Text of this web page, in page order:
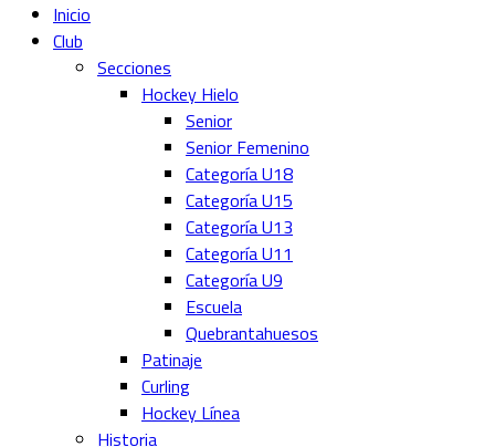
Inicio
Club
Secciones
Hockey Hielo
Senior
Senior Femenino
Categoría U18
Categoría U15
Categoría U13
Categoría U11
Categoría U9
Escuela
Quebrantahuesos
Patinaje
Curling
Hockey Línea
Historia